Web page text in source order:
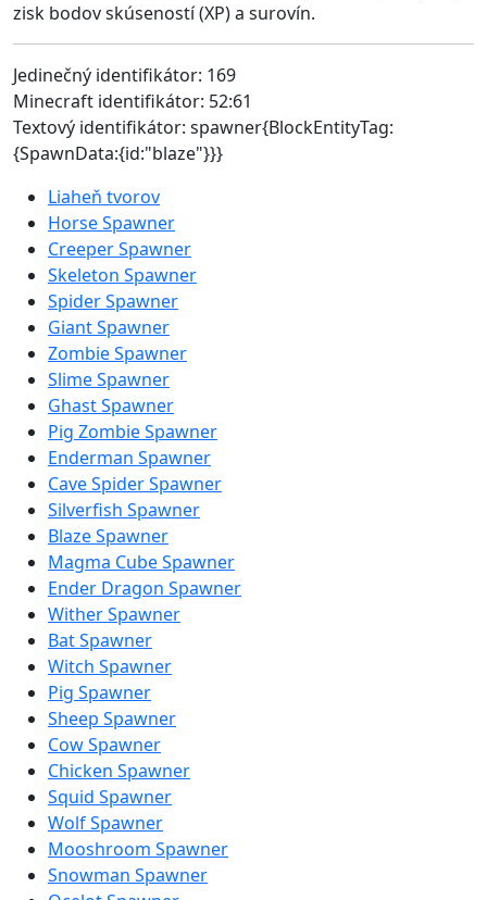
zisk bodov skúseností (XP) a surovín.
Jedinečný identifikátor: 169
Minecraft identifikátor: 52:61
Textový identifikátor: spawner{BlockEntityTag:
{SpawnData:{id:"blaze"}}}
Liaheň tvorov
Horse Spawner
Creeper Spawner
Skeleton Spawner
Spider Spawner
Giant Spawner
Zombie Spawner
Slime Spawner
Ghast Spawner
Pig Zombie Spawner
Enderman Spawner
Cave Spider Spawner
Silverfish Spawner
Blaze Spawner
Magma Cube Spawner
Ender Dragon Spawner
Wither Spawner
Bat Spawner
Witch Spawner
Pig Spawner
Sheep Spawner
Cow Spawner
Chicken Spawner
Squid Spawner
Wolf Spawner
Mooshroom Spawner
Snowman Spawner